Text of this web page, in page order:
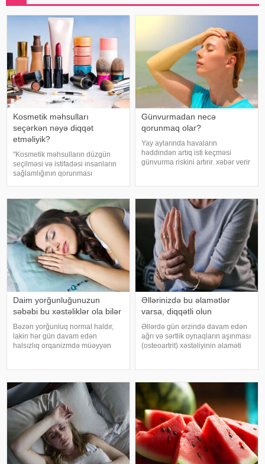
Kosmetik məhsulları
seçərkən nəyə diqqət
etməliyik?
"Kosmetik məhsulların düzgün
seçilməsi və istifadəsi insanların
sağlamlığının qorunması
Səhiyyə Nazirliyinin rəsmi
"Instagram" hesabınd
Günvurmadan necə
qorunmaq olar?
Yay aylarında havaların
həddindən artıq isti keçməsi
günvurma riskini artırır. xəbər verir
diqqətli olmalıdırlar.
Günvurmadan qorunma
Daim yorğunluğunuzun
səbəbi bu xəstəliklər ola bilər
Bəzən yorğunluq normal haldır,
lakin hər gün davam edən
halsızlıq orqanizmdə müəyyən
qan azlığı, qalxanabənzər vəz
xəstəlikləri, şəkərl
Əllərinizdə bu əlamətlər
varsa, diqqətli olun
Əllərdə gün ərzində davam edən
ağrı və sərtlik oynaqların aşınması
(osteoartrit) xəstəliyinin əlaməti
yaranır. xəbər verir ki